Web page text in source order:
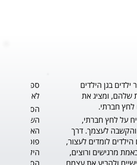
בגן הילדים
שלהם, ומציג את
חברתי.
תקשורת נכונה והקשבה לעצמך. דרך
ספר נוגע
לאורך